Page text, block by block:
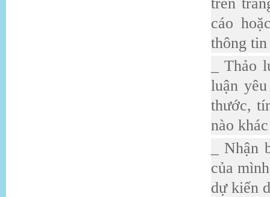
cáo
thông
_ Thảo
luận
thước,
nào
_
của
dự kiến